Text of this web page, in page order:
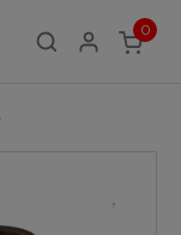
0
ITEMS